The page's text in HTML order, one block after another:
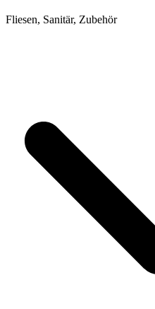
Fliesen, Sanitär, Zubehör